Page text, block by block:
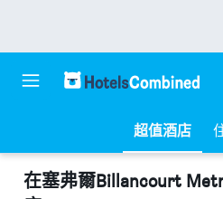
超值酒店
在塞弗爾Billancourt